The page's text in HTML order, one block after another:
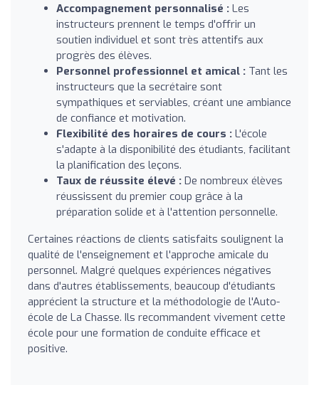
Accompagnement personnalisé : Les
instructeurs prennent le temps d'offrir un
soutien individuel et sont très attentifs aux
progrès des élèves.
Personnel professionnel et amical : Tant les
instructeurs que la secrétaire sont
sympathiques et serviables, créant une ambiance
de confiance et motivation.
Flexibilité des horaires de cours : L'école
s'adapte à la disponibilité des étudiants, facilitant
la planification des leçons.
Taux de réussite élevé : De nombreux élèves
réussissent du premier coup grâce à la
préparation solide et à l'attention personnelle.
Certaines réactions de clients satisfaits soulignent la
qualité de l'enseignement et l'approche amicale du
personnel. Malgré quelques expériences négatives
dans d'autres établissements, beaucoup d'étudiants
apprécient la structure et la méthodologie de l'Auto-
école de La Chasse. Ils recommandent vivement cette
école pour une formation de conduite efficace et
positive.